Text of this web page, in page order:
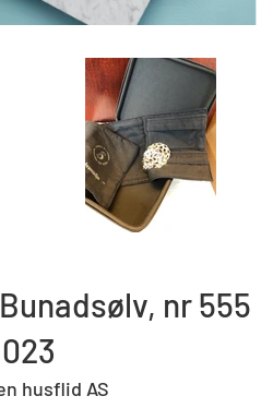
nr 555
023
husflid AS